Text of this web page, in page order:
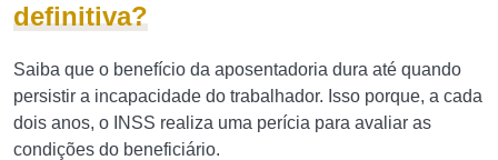
definitiva?
Saiba que o benefício da aposentadoria dura até quando
persistir a incapacidade do trabalhador. Isso porque, a cada
dois anos, o INSS realiza uma perícia para avaliar as
condições do beneficiário.